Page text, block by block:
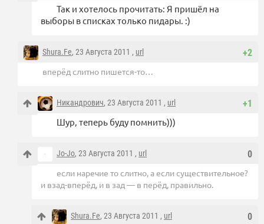
Так и хотелось прочитать: Я пришёл на
выборы в списках только пидары. :)
+2
Shura.Fe, 23 Августа 2011 , url
вперёд слитно пишется-то…
+1
Никандрович, 23 Августа 2011 , url
Шур, теперь буду помнить)))
0
Jo-Jo, 23 Августа 2011 , url
если наречие то слитно, а если существительное?
и взад-вперёд, и в зад — в перёд, правильно.
0
Shura.Fe, 23 Августа 2011 , url